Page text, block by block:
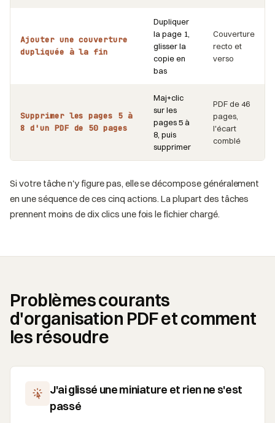
Ajouter une couverture
dupliquée à la fin
Dupliquer
la page 1,
glisser la
copie en
bas
Couverture
recto et
verso
Supprimer les pages 5 à
8 d'un PDF de 50 pages
Maj+clic
sur les
pages 5 à
8, puis
supprimer
PDF de 46
pages,
l'écart
comblé
Si votre tâche n'y figure pas, elle se décompose généralement
en une séquence de ces cinq actions. La plupart des tâches
prennent moins de dix clics une fois le fichier chargé.
Problèmes courants
d'organisation PDF et comment
les résoudre
J'ai glissé une miniature et rien ne s'est
passé